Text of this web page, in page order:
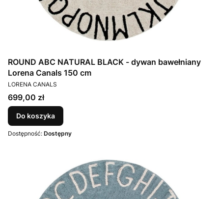
ROUND ABC NATURAL BLACK - dywan bawełniany
Lorena Canals 150 cm
PRODUCENT
LORENA CANALS
Cena
699,00 zł
Do koszyka
Dostępność: Dostępny